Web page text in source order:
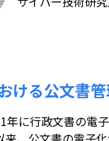
ける公文書
年に行政文書の電